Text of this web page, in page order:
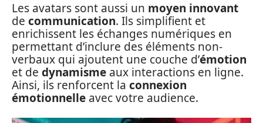
Les avatars sont aussi un moyen innovant
de communication. Ils simplifient et
enrichissent les échanges numériques en
permettant d’inclure des éléments non-
verbaux qui ajoutent une couche d’émotion
et de dynamisme aux interactions en ligne.
Ainsi, ils renforcent la connexion
émotionnelle avec votre audience.